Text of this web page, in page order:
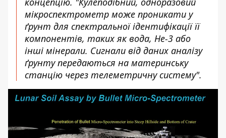
мікроспектрометр може проникати у
ґрунт для спектральної ідентифікації її
компонентів, таких як вода, He-3 або
інші мінерали. Сигнали від даних аналізу
ґрунту передаються на материнську
станцію через телеметричну систему".